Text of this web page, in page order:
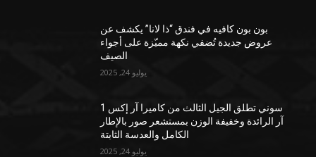
بون بون كافيه في فندق “ذا لانا” يكشف عن
عروض جديدة تُضفي نكهة مميّزة على أجواء
الصيف
يوليو 24, 2025
سوني تطلق الجيل الثالث من كاميرا آر إكس 1
آر الرائدة وخفيفة الوزن بمستشعر صور بالإطار
الكامل والعدسة الثابتة
يوليو 24, 2025